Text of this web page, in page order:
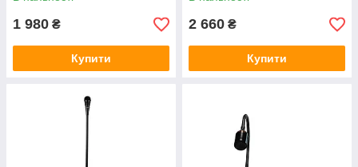
1 980 ₴
Купити
2 660 ₴
Купити